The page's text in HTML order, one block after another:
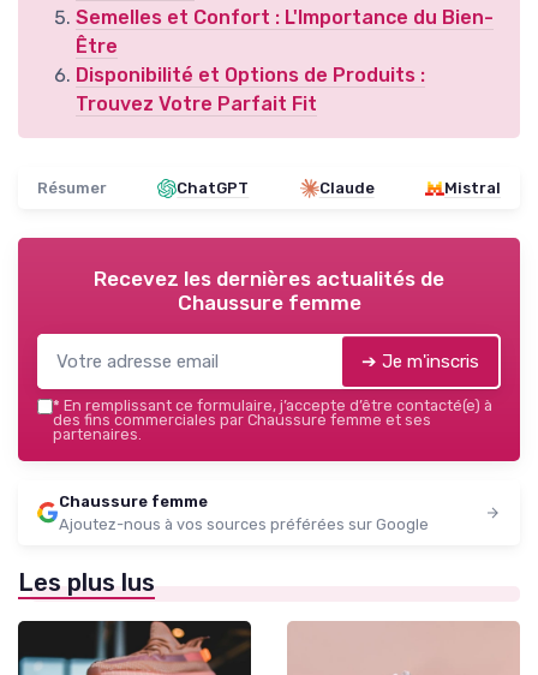
Semelles et Confort : L'Importance du Bien-
Être
Disponibilité et Options de Produits :
Trouvez Votre Parfait Fit
Résumer ChatGPT Claude Mistral
Recevez les dernières actualités de
Chaussure femme
➔ Je m'inscris
* En remplissant ce formulaire, j’accepte d’être contacté(e) à
des fins commerciales par Chaussure femme et ses
partenaires.
Chaussure femme
Ajoutez-nous à vos sources préférées sur Google
Les plus lus